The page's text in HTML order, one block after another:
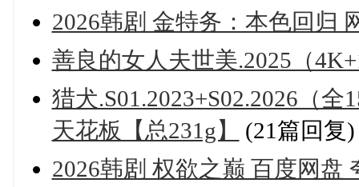
2026韩剧 金特务：本色回归
善良的女人夫世美.2025（
猎犬.S01.2023+S02.2026（
天花板【总231g】
(21篇回复)
2026韩剧 权欲之巅 百度网盘